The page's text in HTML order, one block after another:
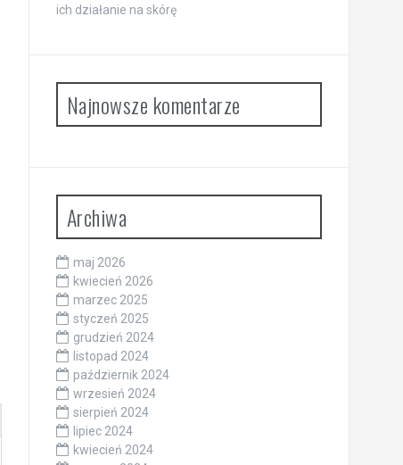
ich działanie na skórę
Najnowsze komentarze
Archiwa
maj 2026
kwiecień 2026
marzec 2025
styczeń 2025
grudzień 2024
listopad 2024
październik 2024
wrzesień 2024
sierpień 2024
lipiec 2024
kwiecień 2024